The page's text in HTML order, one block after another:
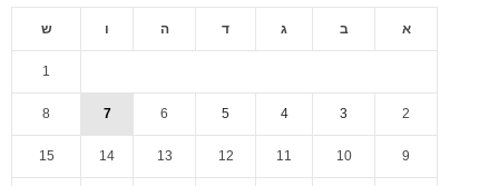
א ב ג ד ה ו ש
1
2
3
4
5
6
7
8
9
10
11
12
13
14
15